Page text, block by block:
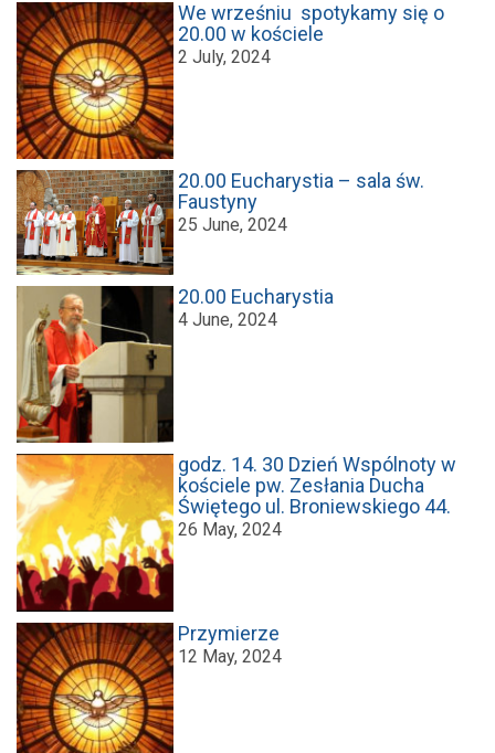
We wrześniu spotykamy się o
20.00 w kościele
2 July, 2024
20.00 Eucharystia – sala św.
Faustyny
25 June, 2024
20.00 Eucharystia
4 June, 2024
godz. 14. 30 Dzień Wspólnoty w
kościele pw. Zesłania Ducha
Świętego ul. Broniewskiego 44.
26 May, 2024
Przymierze
12 May, 2024